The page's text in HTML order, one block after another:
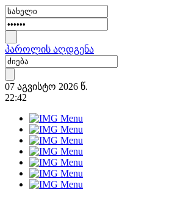
პაროლის აღდგენა
07 აგვისტო 2026 წ.
22:42